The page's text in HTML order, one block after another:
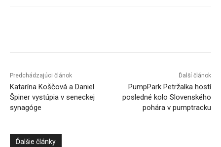
Predchádzajúci článok
Katarína Koščová a Daniel
Špiner vystúpia v seneckej
synagóge
Ďalší článok
PumpPark Petržalka hostí
posledné kolo Slovenského
pohára v pumptracku
Ďalšie články